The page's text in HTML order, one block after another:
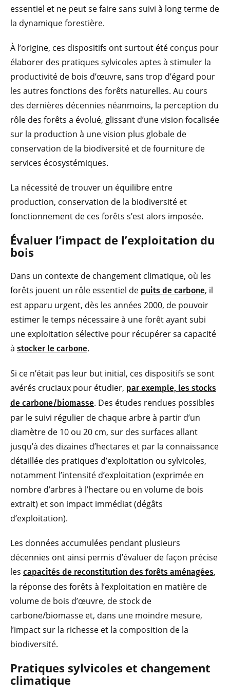
essentiel et ne peut se faire sans suivi à long terme de
la dynamique forestière.
À l’origine, ces dispositifs ont surtout été conçus pour
élaborer des pratiques sylvicoles aptes à stimuler la
productivité de bois d’œuvre, sans trop d’égard pour
les autres fonctions des forêts naturelles. Au cours
des dernières décennies néanmoins, la perception du
rôle des forêts a évolué, glissant d’une vision focalisée
sur la production à une vision plus globale de
conservation de la biodiversité et de fourniture de
services écosystémiques.
La nécessité de trouver un équilibre entre
production, conservation de la biodiversité et
fonctionnement de ces forêts s’est alors imposée.
Évaluer l’impact de l’exploitation du
bois
Dans un contexte de changement climatique, où les
forêts jouent un rôle essentiel de puits de carbone, il
est apparu urgent, dès les années 2000, de pouvoir
estimer le temps nécessaire à une forêt ayant subi
une exploitation sélective pour récupérer sa capacité
à stocker le carbone.
Si ce n’était pas leur but initial, ces dispositifs se sont
avérés cruciaux pour étudier, par exemple, les stocks
de carbone/biomasse. Des études rendues possibles
par le suivi régulier de chaque arbre à partir d’un
diamètre de 10 ou 20 cm, sur des surfaces allant
jusqu’à des dizaines d’hectares et par la connaissance
détaillée des pratiques d’exploitation ou sylvicoles,
notamment l’intensité d’exploitation (exprimée en
nombre d’arbres à l’hectare ou en volume de bois
extrait) et son impact immédiat (dégâts
d’exploitation).
Les données accumulées pendant plusieurs
décennies ont ainsi permis d’évaluer de façon précise
les capacités de reconstitution des forêts aménagées,
la réponse des forêts à l’exploitation en matière de
volume de bois d’œuvre, de stock de
carbone/biomasse et, dans une moindre mesure,
l’impact sur la richesse et la composition de la
biodiversité.
Pratiques sylvicoles et changement
climatique